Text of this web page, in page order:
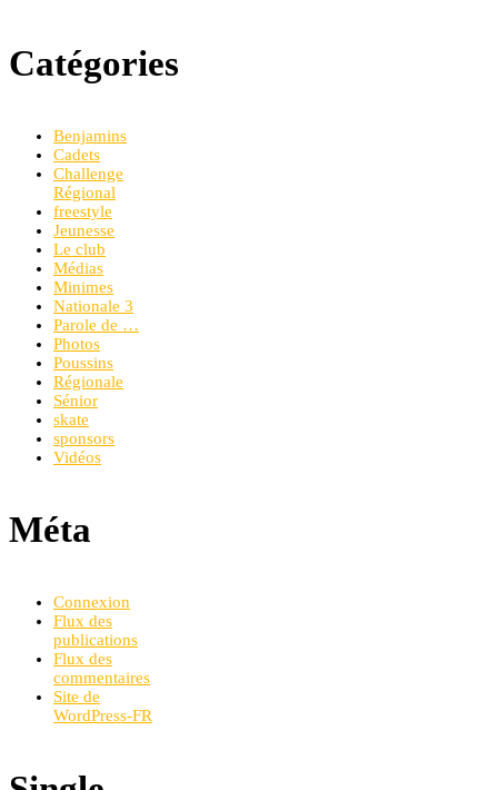
Catégories
Benjamins
Cadets
Challenge
Régional
freestyle
Jeunesse
Le club
Médias
Minimes
Nationale 3
Parole de …
Photos
Poussins
Régionale
Sénior
skate
sponsors
Vidéos
Méta
Connexion
Flux des
publications
Flux des
commentaires
Site de
WordPress-FR